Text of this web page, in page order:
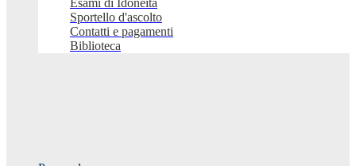
Esami di Idoneità
Sportello d'ascolto
Contatti e pagamenti
Biblioteca